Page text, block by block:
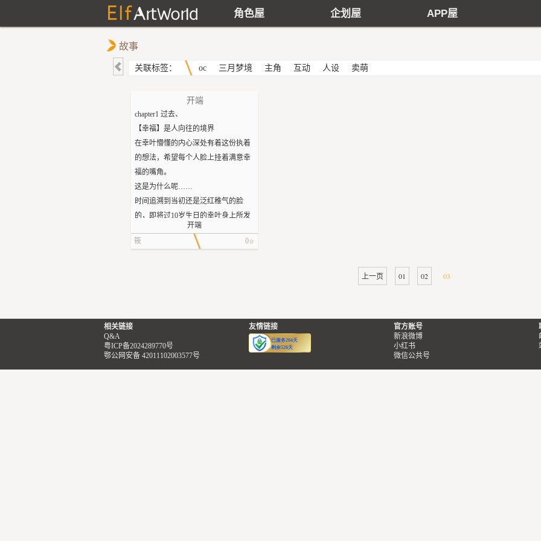
角色屋 企划屋 APP屋
故事
关联标签： oc 三月梦境 主角 互动 人设 卖萌
开端
chapter1 过去、
【幸福】是人向往的境界
在幸叶懵懂的内心深处有着这份执着
的想法，希望每个人脸上挂着满意幸
福的嘴角。
这是为什么呢……
时间追溯到当初还是泛红稚气的脸
的，即将过10岁生日的幸叶身上所发
这天天空雾霾浓浓，小村到处已经被
斜，破烂不堪，树木已经断了一半，
【爸爸……妈妈……呜呜，你们在哪
里】一个小女孩步伐迟疑地走着...
开端
筱
0
上一页 01 02 03
相关链接
Q&A
粤ICP备2024289770号
鄂公网安备 42011102003577号
友情链接
官方账号
新浪微博
小红书
微信公共号